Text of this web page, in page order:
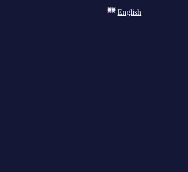
English